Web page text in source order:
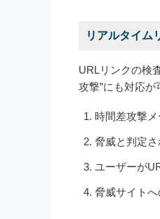
リアルタイム
URLリンクの検
攻撃”にも対応が
時間差攻撃メ
脅威と判定
ユーザーが
脅威サイト